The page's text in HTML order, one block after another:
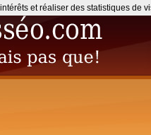
et réaliser des statistiques de